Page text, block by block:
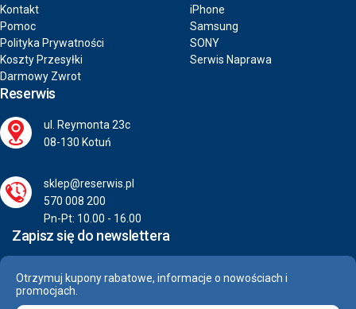
Kontakt
Pomoc
Polityka Prywatności
Koszty Przesyłki
Darmowy Zwrot
iPhone
Samsung
SONY
Serwis Naprawa
Reserwis
ul. Reymonta 23c
08-130 Kotuń
sklep@reserwis.pl
570 008 200
Pn-Pt: 10.00 - 16.00
Zapisz się do newslettera
Otrzymuj kupony rabatowe, informacje o nowościach i
promocjach.